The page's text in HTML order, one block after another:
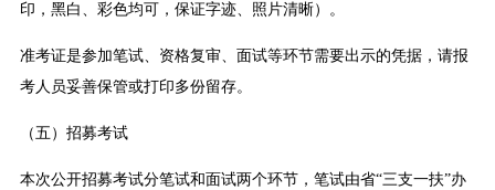
印，黑白、彩色均可，保证字迹、照片清晰）。
准考证是参加笔试、资格复审、面试等环节需要出示的凭据，请报
考人员妥善保管或打印多份留存。
（五）招募考试
本次公开招募考试分笔试和面试两个环节，笔试由省“三支一扶”办